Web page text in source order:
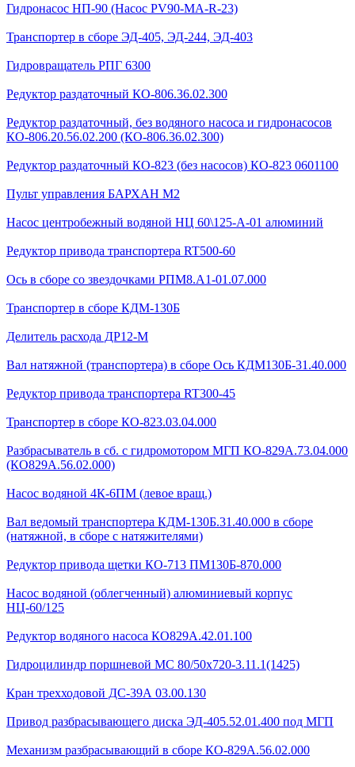
Гидронасос НП-90 (Насос PV90-MA-R-23)
Транспортер в сборе ЭД-405, ЭД-244, ЭД-403
Гидровращатель РПГ 6300
Редуктор раздаточный КО-806.36.02.300
Редуктор раздаточный, без водяного насоса и гидронасосов
КО-806.20.56.02.200 (КО-806.36.02.300)
Редуктор раздаточный КО-823 (без насосов) КО-823 0601100
Пульт управления БАРХАН М2
Насос центробежный водяной НЦ 60\125-А-01 алюминий
Редуктор привода транспортера RT500-60
Ось в сборе со звездочками РПМ8.А1-01.07.000
Транспортер в сборе КДМ-130Б
Делитель расхода ДР12-М
Вал натяжной (транспортера) в сборе Ось КДМ130Б-31.40.000
Редуктор привода транспортера RT300-45
Транспортер в сборе КО-823.03.04.000
Разбрасыватель в сб. с гидромотором МГП КО-829А.73.04.000
(КО829А.56.02.000)
Насос водяной 4К-6ПМ (левое вращ.)
Вал ведомый транспортера КДМ-130Б.31.40.000 в сборе
(натяжной, в сборе с натяжителями)
Редуктор привода щетки КО-713 ПМ130Б-870.000
Насос водяной (облегченный) алюминиевый корпус
НЦ-60/125
Редуктор водяного насоса КО829А.42.01.100
Гидроцилиндр поршневой МС 80/50х720-3.11.1(1425)
Кран трехходовой ДС-39А 03.00.130
Привод разбрасывающего диска ЭД-405.52.01.400 под МГП
Механизм разбрасывающий в сборе КО-829А.56.02.000